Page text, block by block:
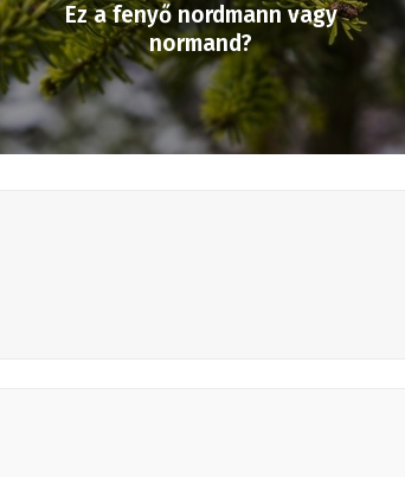
Ez a fenyő nordmann vagy
normand?